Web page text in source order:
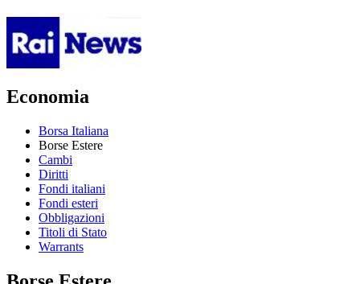
Economia
Borsa Italiana
Borse Estere
Cambi
Diritti
Fondi italiani
Fondi esteri
Obbligazioni
Titoli di Stato
Warrants